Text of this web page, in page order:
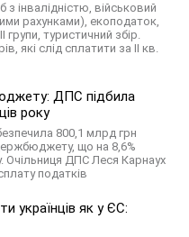
інвалідністю, військовий
рахунками), екоподаток,
туристичний збір.
які слід сплатити за ІI кв.
ДПС підбила
року
800,1 млрд грн
що на 8,6%
Очільниця ДПС Леся Карнаух
податків
українців як у ЄС: